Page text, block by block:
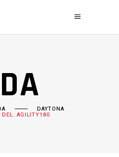
DAYTONA
DEL. AGILITY180